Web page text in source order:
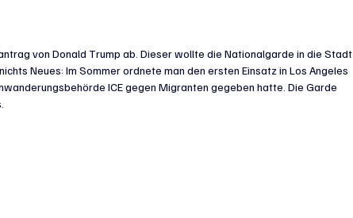
von Donald Trump ab. Dieser wollte die Nationalgarde in die Stadt
Neues: Im Sommer ordnete man den ersten Einsatz in Los Angeles
ICE gegen Migranten gegeben hatte. Die Garde